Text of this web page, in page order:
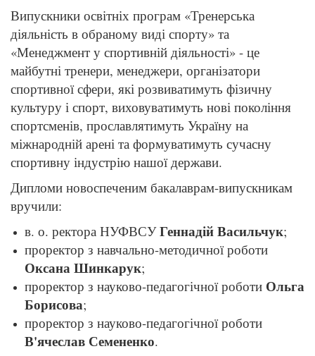
Випускники освітніх програм «Тренерська
діяльність в обраному виді спорту» та
«Менеджмент у спортивній діяльності» - це
майбутні тренери, менеджери, організатори
спортивної сфери, які розвиватимуть фізичну
культуру і спорт, виховуватимуть нові покоління
спортсменів, прославлятимуть Україну на
міжнародній арені та формуватимуть сучасну
спортивну індустрію нашої держави.
Дипломи новоспеченим бакалаврам-випускникам
вручили:
в. о. ректора НУФВСУГеннадій Васильчук;
проректор з навчально-методичної роботи
Оксана Шинкарук;
проректор з науково-педагогічної роботи Ольга
Борисова;
проректор з науково-педагогічної роботи
В'ячеслав Семененко.